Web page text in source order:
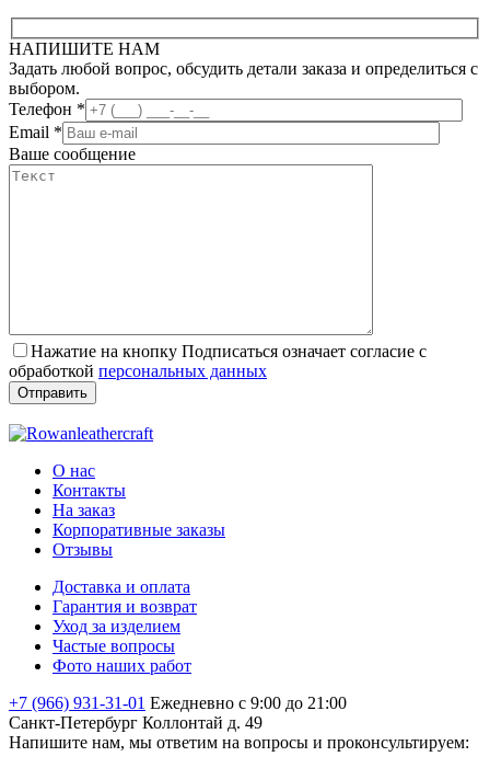
НАПИШИТЕ НАМ
Задать любой вопрос, обсудить детали заказа и определиться с
выбором.
Телефон *
Email *
Ваше сообщение
Нажатие на кнопку Подписаться означает согласие с
обработкой персональных данных
О нас
Контакты
На заказ
Корпоративные заказы
Отзывы
Доставка и оплата
Гарантия и возврат
Уход за изделием
Частые вопросы
Фото наших работ
+7 (966) 931-31-01 Ежедневно с 9:00 до 21:00
Санкт-Петербург Коллонтай д. 49
Напишите нам, мы ответим на вопросы и проконсультируем: